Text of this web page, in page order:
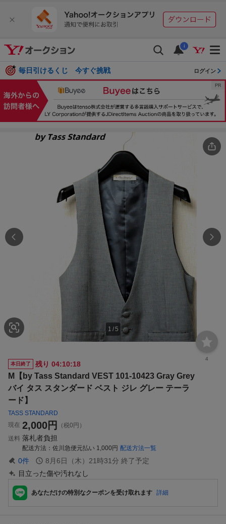
i
毎日引けるくじ 今すぐ挑戦 ログイン
1 /5
4
本日終了
残り 04:10:17
M【by Tass Standard VEST 101-10423 Gray Grey
バイ タス スタンダード ベスト ジレ グレー テーラ
ード】
TASS STANDARD
現在 2,000円
（税0円）
送料 落札者負担
配送方法 佐川急便元払い 1,000円 配送方法一覧
0件 8月6日（木）21時31分 終了予定
目立った傷や汚れなし
あなただけの特別なクーポンを受け取れます 詳細